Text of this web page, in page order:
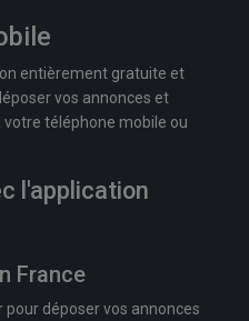
entièrement gratuite et
vos annonces et
téléphone mobile ou
l'application
France
pour déposer vos annonces